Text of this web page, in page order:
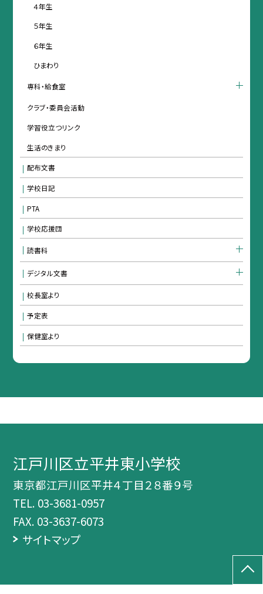
４年生
５年生
６年生
ひまわり
専科・給食室
クラブ・委員会活動
学習役立つリンク
生活のきまり
配布文書
学校日記
PTA
学校応援団
読書科
デジタル文書
校長室より
予定表
保健室より
江戸川区立平井東小学校
東京都江戸川区平井４丁目２８番９号
TEL. 03-3681-0957
FAX. 03-3637-6073
サイトマップ